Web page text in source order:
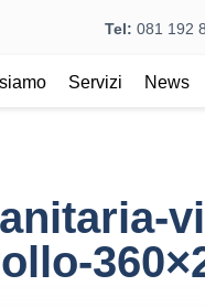
Tel: 081 192
Servizi News